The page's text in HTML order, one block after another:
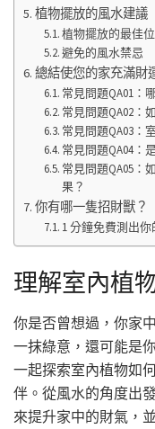
植物擺放的風水建議
植物擺放的最佳
避免的風水禁忌
總結使您的家充滿財
常見問題QA01：
常見問題QA02：
常見問題QA03：
常見問題QA04：
常見問題QA05：
果？
你有哪一隻招財獸？
1 分鐘免費測出
理解室內植
你是否曾想過，你家
一抹綠意，還可能是
一起探索室內植物如
伴。從風水的角度出
來提升家中的財氣，